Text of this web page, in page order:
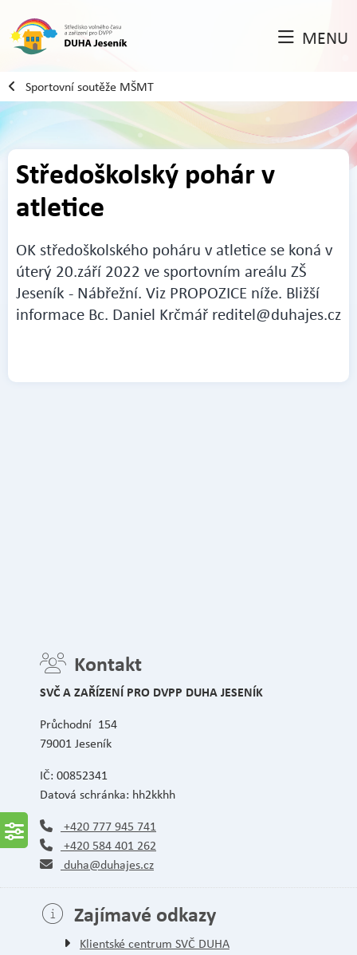
MENU
Sportovní soutěže MŠMT
Středoškolský pohár v
atletice
OK středoškolského poháru v atletice se koná v
úterý 20.září 2022 ve sportovním areálu ZŠ
Jeseník - Nábřežní. Viz PROPOZICE níže. Bližší
informace Bc. Daniel Krčmář reditel@duhajes.cz
Kontakt
SVČ A ZAŘÍZENÍ PRO DVPP DUHA JESENÍK
Průchodní 154
79001 Jeseník
IČ: 00852341
Datová schránka: hh2kkhh
+420 777 945 741
+420 584 401 262
duha@duhajes.cz
Zajímavé odkazy
Klientské centrum SVČ DUHA